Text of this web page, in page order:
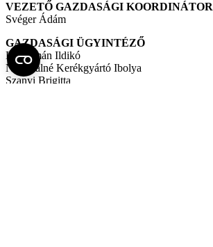
VEZETŐ GAZDASÁGI KOORDINÁTOR
Svéger Ádám
GAZDASÁGI ÜGYINTÉZŐ
Korozmán Ildikó
Nagypálné Kerékgyártó Ibolya
Szanyi Brigitta